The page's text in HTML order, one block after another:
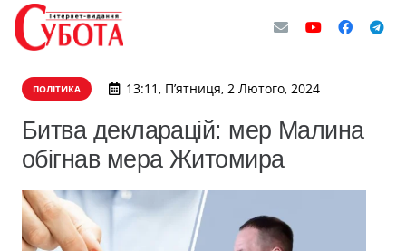
ПОЛІТИКА 13:11, П’ятниця, 2 Лютого, 2024
Битва декларацій: мер Малина
обігнав мера Житомира